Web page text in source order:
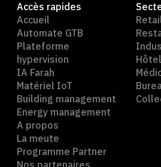
Accès rapides
Accueil
Automate GTB
Plateforme
hypervision
IA Farah
Matériel IoT
Building management
Energy management
A propos
La meute
Programme Partner
Nos partenaires